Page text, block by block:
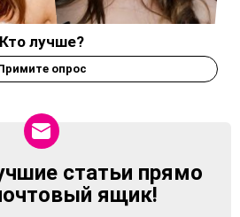
Кто лучше?
опрос
статьи прямо
ящик!